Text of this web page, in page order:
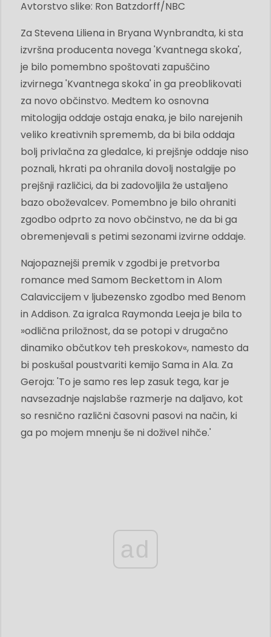
Avtorstvo slike: Ron Batzdorff/NBC
Za Stevena Liliena in Bryana Wynbrandta, ki sta
izvršna producenta novega 'Kvantnega skoka',
je bilo pomembno spoštovati zapuščino
izvirnega 'Kvantnega skoka' in ga preoblikovati
za novo občinstvo. Medtem ko osnovna
mitologija oddaje ostaja enaka, je bilo narejenih
veliko kreativnih sprememb, da bi bila oddaja
bolj privlačna za gledalce, ki prejšnje oddaje niso
poznali, hkrati pa ohranila dovolj nostalgije po
prejšnji različici, da bi zadovoljila že ustaljeno
bazo oboževalcev. Pomembno je bilo ohraniti
zgodbo odprto za novo občinstvo, ne da bi ga
obremenjevali s petimi sezonami izvirne oddaje.
Najopaznejši premik v zgodbi je pretvorba
romance med Samom Beckettom in Alom
Calaviccijem v ljubezensko zgodbo med Benom
in Addison. Za igralca Raymonda Leeja je bila to
»odlična priložnost, da se potopi v drugačno
dinamiko občutkov teh preskokov«, namesto da
bi poskušal poustvariti kemijo Sama in Ala. Za
Geroja: 'To je samo res lep zasuk tega, kar je
navsezadnje najslabše razmerje na daljavo, kot
so resnično različni časovni pasovi na način, ki
ga po mojem mnenju še ni doživel nihče.'
ad